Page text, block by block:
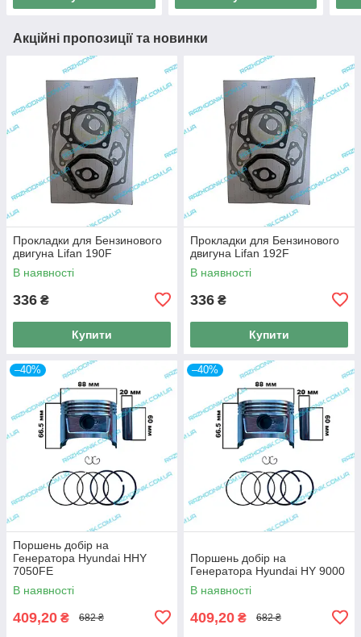
Акційні пропозиції та новинки
Прокладки для Бензинового
двигуна Lifan 190F
В наявності
336 ₴
Купити
Прокладки для Бензинового
двигуна Lifan 192F
В наявності
336 ₴
Купити
–40%
Поршень добір на
Генератора Hyundai HHY
7050FE
В наявності
409,20 ₴ 682 ₴
–40%
Поршень добір на
Генератора Hyundai HY 9000
В наявності
409,20 ₴ 682 ₴